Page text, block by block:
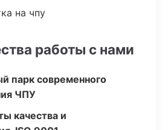
на чпу
работы с нами
парк современного
ЧПУ
качества и